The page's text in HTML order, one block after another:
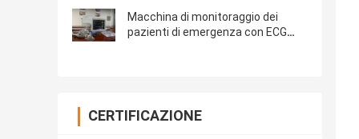
Macchina di monitoraggio dei
pazienti di emergenza con ECG
CERTIFICAZIONE